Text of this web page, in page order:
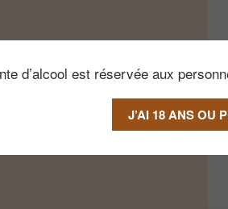
d’alcool est réservée aux
J’AI 18 ANS OU